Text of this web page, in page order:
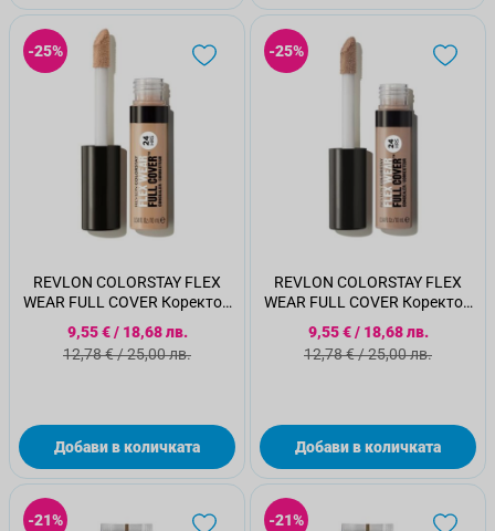
-25%
REVLON COLORSTAY FLEX
WEAR FULL COVER Коректор
040,10мл
Специална цена
9,55 €/ 18,68 лв.
Стандартна цена
12,78 €/25,00 лв.
Добави в количката
-25%
REVLON COLORSTAY FLEX
WEAR FULL COVER Коректор
055,10мл
Специална цена
9,55 €/ 18,68 лв.
Стандартна цена
12,78 €/25,00 лв.
Добави в количката
-21% -21%